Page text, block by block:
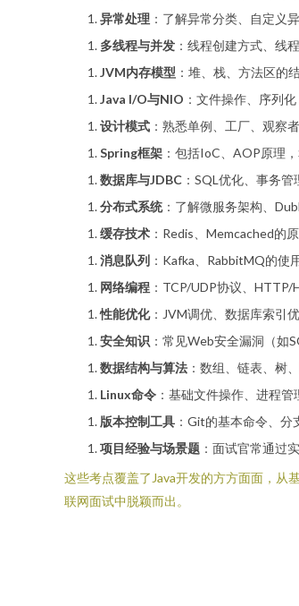
异常处理 ：了解异常分类、自定义
多线程与并发 ：线程创建方式、线
JVM内存模型 ：堆、栈、方法区的
Java I/O与NIO ：文件操作、序列
设计模式 ：熟悉单例、工厂、观察
Spring框架 ：包括IoC、AOP原理
数据库与JDBC ：SQL优化、事务
分布式系统：了解微服务架构、
缓存技术 ：Redis、Memcached的
消息队列 ：Kafka、RabbitMQ的使
网络编程 ：TCP/UDP协议、HTTP/
性能优化：JVM调优、数据库索引
安全知识 ：常见Web安全漏洞（如
数据结构与算法 ：数组、链表、树
Linux命令 ：基础文件操作、进程
版本控制工具 ：Git的基本命令、分
项目经验与场景题 ：面试官常通过
这些考点覆盖了Java开发的方方面面，从
联网面试中脱颖而出。